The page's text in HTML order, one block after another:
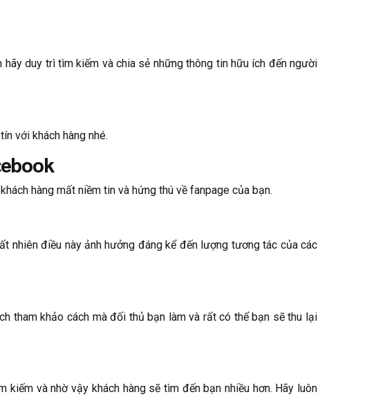
duy trì tìm kiếm và chia sẻ những thông tin hữu ích đến người
với khách hàng nhé.
hàng mất niềm tin và hứng thú về fanpage của bạn.
nhiên điều này ảnh hưởng đáng kể đến lượng tương tác của các
tham khảo cách mà đối thủ bạn làm và rất có thể bạn sẽ thu lại
và nhờ vậy khách hàng sẽ tìm đến bạn nhiều hơn. Hãy luôn